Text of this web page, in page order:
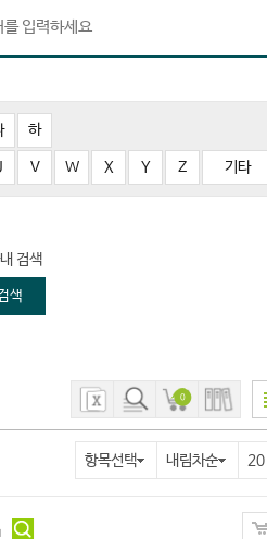
정보서비스
유관사이트
문의하기
하
V W X Y Z 기타
검색
0
항목선택 내림차순 20